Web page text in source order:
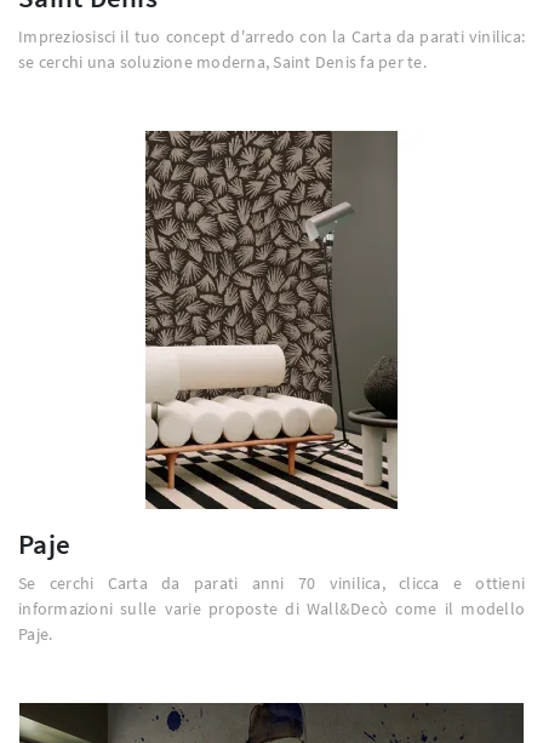
Impreziosisci il tuo concept d'arredo con la Carta da parati vinilica:
se cerchi una soluzione moderna, Saint Denis fa per te.
Paje
Se cerchi Carta da parati anni 70 vinilica, clicca e ottieni
informazioni sulle varie proposte di Wall&Decò come il modello
Paje.